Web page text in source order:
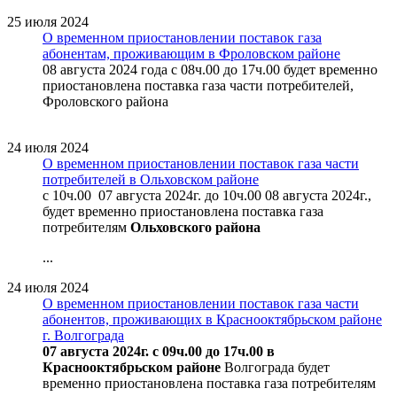
25 июля 2024
О временном приостановлении поставок газа
абонентам, проживающим в Фроловском районе
08 августа 2024 года с 08ч.00 до 17ч.00 будет временно
приостановлена поставка газа части потребителей,
Фроловского района
24 июля 2024
О временном приостановлении поставок газа части
потребителей в Ольховском районе
с 10ч.00 07 августа 2024г. до 10ч.00 08 августа 2024г.,
будет временно приостановлена поставка газа
потребителям Ольховского района
...
24 июля 2024
О временном приостановлении поставок газа части
абонентов, проживающих в Краснооктябрьском районе
г. Волгограда
07 августа 2024г. с 09ч.00 до 17ч.00 в
Краснооктябрьском районе Волгограда будет
временно приостановлена поставка газа потребителям